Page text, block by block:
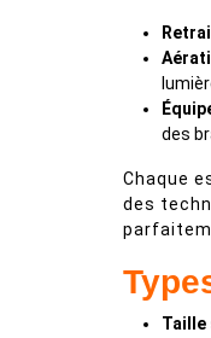
des
Chaque
des
Taille